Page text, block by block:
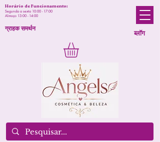
ब्लॉग
Horário de Funcionamento:
Segunda a sexta 10:00 - 17:00
Almoço 13:00 - 14:00
ग्राहक समर्थन